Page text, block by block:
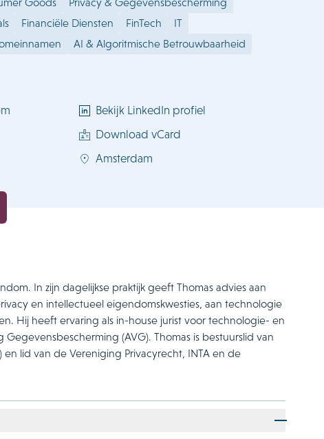
Financiële Diensten FinTech
IT
AI & Algoritmische Betrouwbaarheid
Bekijk LinkedIn profiel
Download vCard
Amsterdam
In zijn dagelijkse praktijk geeft Thomas advies aan
en intellectueel eigendomskwesties, aan technologie
Hij heeft ervaring als in-house jurist voor technologie- en
(AVG). Thomas is bestuurslid van
lid van de Vereniging Privacyrecht, INTA en de